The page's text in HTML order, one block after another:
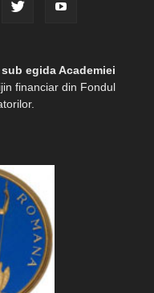
egida Academiei
financiar din Fondul